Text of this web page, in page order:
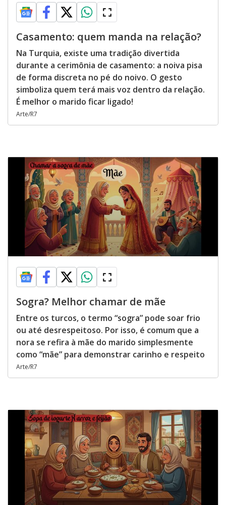
Casamento: quem manda na relação?
Na Turquia, existe uma tradição divertida
durante a cerimônia de casamento: a noiva pisa
de forma discreta no pé do noivo. O gesto
simboliza quem terá mais voz dentro da relação.
É melhor o marido ficar ligado!
Arte/R7
Sogra? Melhor chamar de mãe
Entre os turcos, o termo “sogra” pode soar frio
ou até desrespeitoso. Por isso, é comum que a
nora se refira à mãe do marido simplesmente
como “mãe” para demonstrar carinho e respeito
Arte/R7